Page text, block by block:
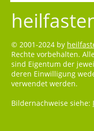
© 2001-2024 by
Rechte vorbehalten.
sind Eigentum der
deren Einwilligung
verwendet werden.
Bildernachweise siehe: